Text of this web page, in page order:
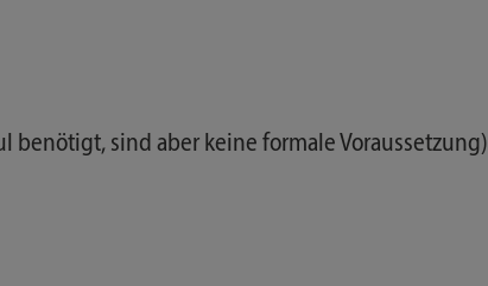
benötigt, sind aber keine formale Voraussetzung)